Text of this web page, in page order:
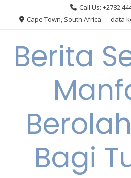
Call Us: +2782
Cape Town, South Africa
data
Berita
Bagi